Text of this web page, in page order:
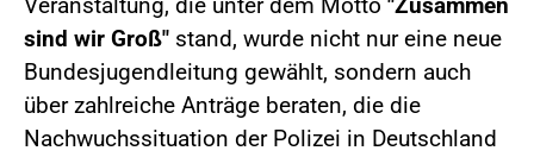
sind wir Groß" stand, wurde nicht nur eine neue
Bundesjugendleitung gewählt, sondern auch
über zahlreiche Anträge beraten, die die
Nachwuchssituation der Polizei in Deutschland